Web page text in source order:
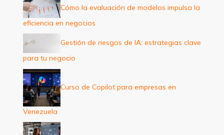
:
Cómo la evaluación de modelos impulsa la
eficiencia en negocios
Gestión de riesgos de IA: estrategias clave
para tu negocio
Curso de Copilot para empresas en
Venezuela